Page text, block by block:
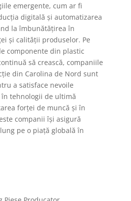
emergente, cum ar fi
digitală și automatizarea
la îmbunătățirea în
și calității produselor. Pe
componente din plastic
să crească, companiile
din Carolina de Nord sunt
a satisface nevoile
tehnologii de ultimă
forței de muncă și în
companii își asigură
pe o piață globală în